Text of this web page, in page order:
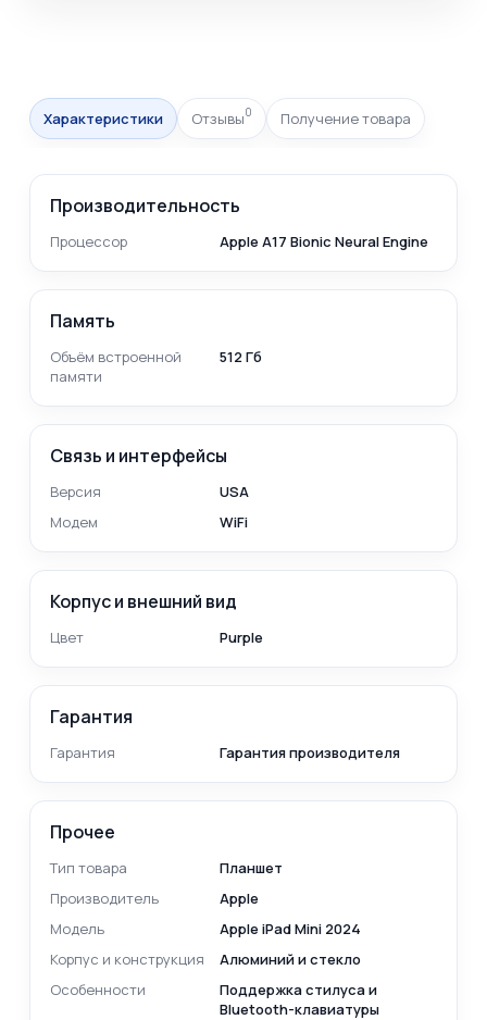
Характеристики Отзывы0 Получение товара
Производительность
Процессор Apple A17 Bionic Neural Engine
Память
Объём встроенной
памяти
512 Гб
Связь и интерфейсы
Версия
USA
Модем
WiFi
Корпус и внешний вид
Цвет Purple
Гарантия
Гарантия Гарантия производителя
Прочее
Тип товара
Планшет
Производитель
Apple
Модель
Apple iPad Mini 2024
Корпус и конструкция
Алюминий и стекло
Особенности
Поддержка стилуса и
Bluetooth-клавиатуры